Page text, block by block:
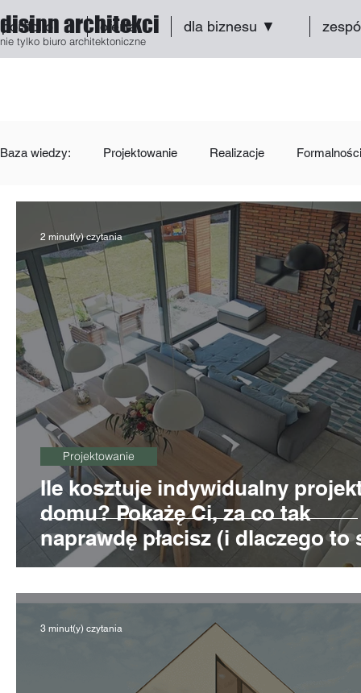
disinn architekci
nie tylko biuro architektoniczne
portfolio oferta dla biznesu ▼
Baza wiedzy: Projektowanie Realizacje Formalności
Ile kosztuje indywidualny
domu? Pokażę Ci, za co tak
naprawdę płacisz (i dlaczego to
opłaca).
Projektowanie
2 minut(y) czytania
3 minut(y) czytania